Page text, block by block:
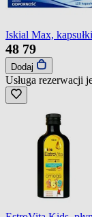
Iskial Max,
48 79
Dodaj
Usługa rezerwacji